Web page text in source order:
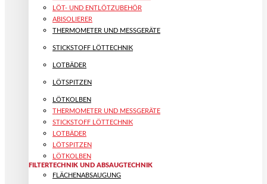
LÖT- UND ENTLÖTZUBEHÖR
ABISOLIERER
THERMOMETER UND MESSGERÄTE
STICKSTOFF LÖTTECHNIK
LOTBÄDER
LÖTSPITZEN
LÖTKOLBEN
THERMOMETER UND MESSGERÄTE
STICKSTOFF LÖTTECHNIK
LOTBÄDER
LÖTSPITZEN
LÖTKOLBEN
FILTERTECHNIK UND ABSAUGTECHNIK
FLÄCHENABSAUGUNG